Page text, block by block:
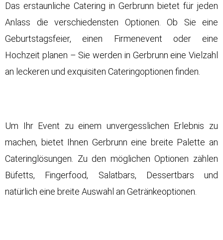
Das erstaunliche Catering in Gerbrunn bietet für jeden
Anlass die verschiedensten Optionen. Ob Sie eine
Geburtstagsfeier, einen Firmenevent oder eine
Hochzeit planen – Sie werden in Gerbrunn eine Vielzahl
an leckeren und exquisiten Cateringoptionen finden.
Um Ihr Event zu einem unvergesslichen Erlebnis zu
machen, bietet Ihnen Gerbrunn eine breite Palette an
Cateringlösungen. Zu den möglichen Optionen zählen
Büfetts, Fingerfood, Salatbars, Dessertbars und
natürlich eine breite Auswahl an Getränkeoptionen.